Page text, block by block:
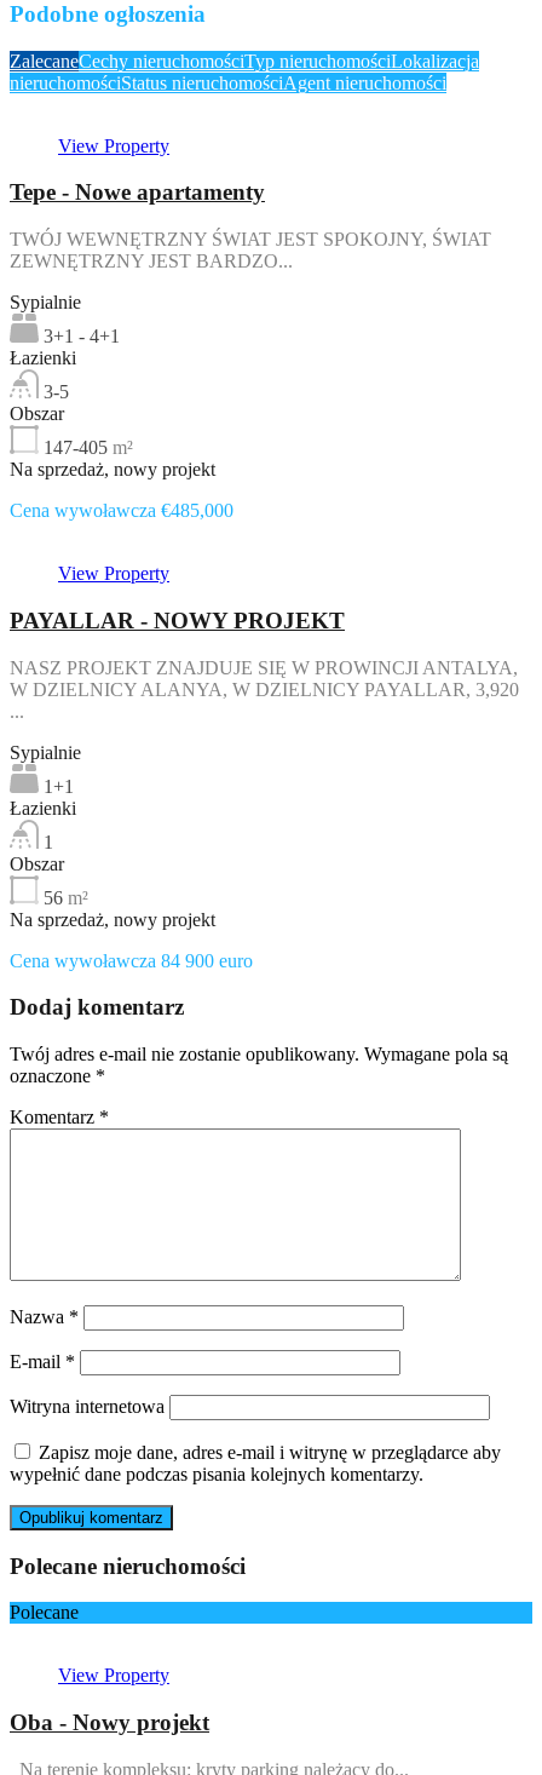
Podobne ogłoszenia
ZalecaneCechy nieruchomościTyp nieruchomościLokalizacja
nieruchomościStatus nieruchomościAgent nieruchomości
View Property
Tepe - Nowe apartamenty
TWÓJ WEWNĘTRZNY ŚWIAT JEST SPOKOJNY, ŚWIAT
ZEWNĘTRZNY JEST BARDZO...
Sypialnie
3+1 - 4+1
Łazienki
3-5
Obszar
147-405 m²
Na sprzedaż, nowy projekt
Cena wywoławcza €485,000
View Property
PAYALLAR - NOWY PROJEKT
NASZ PROJEKT ZNAJDUJE SIĘ W PROWINCJI ANTALYA,
W DZIELNICY ALANYA, W DZIELNICY PAYALLAR, 3,920
...
Sypialnie
1+1
Łazienki
1
Obszar
56 m²
Na sprzedaż, nowy projekt
Cena wywoławcza 84 900 euro
Dodaj komentarz
Twój adres e-mail nie zostanie opublikowany. Wymagane pola są
oznaczone *
Komentarz *
Nazwa *
E-mail *
Witryna internetowa
Zapisz moje dane, adres e-mail i witrynę w przeglądarce aby
wypełnić dane podczas pisania kolejnych komentarzy.
Polecane nieruchomości
Polecane
View Property
Oba - Nowy projekt
Na terenie kompleksu: kryty parking należący do...